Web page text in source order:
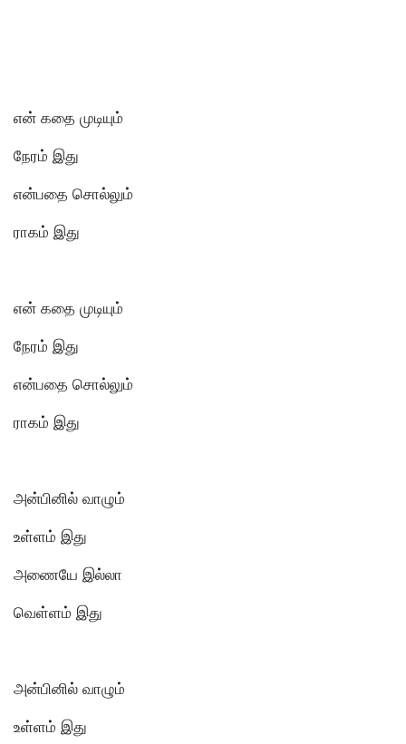
என் கதை முடியும்
நேரம் இது
என்பதை சொல்லும்
ராகம் இது
என் கதை முடியும்
நேரம் இது
என்பதை சொல்லும்
ராகம் இது
அன்பினில் வாழும்
உள்ளம் இது
அணையே இல்லா
வெள்ளம் இது
அன்பினில் வாழும்
உள்ளம் இது